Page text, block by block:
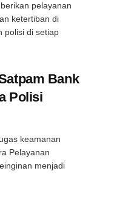
pelayanan
ketertiban di
polisi di setiap
Bank
Polisi
keamanan
Pelayanan
menjadi